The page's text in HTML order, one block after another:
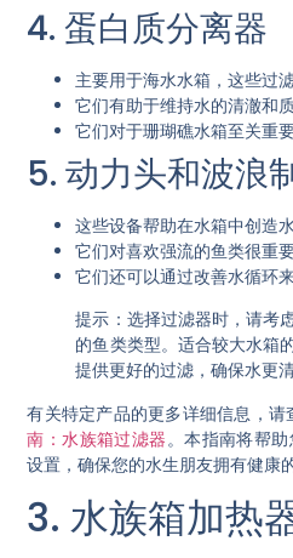
4. 蛋白质分离器
主要用于海水水箱，这些过
它们有助于维持水的清澈和质
它们对于珊瑚礁水箱至关重
5. 动力头和波浪
这些设备帮助在水箱中创造水
它们对喜欢强流的鱼类很重要
它们还可以通过改善水循环
提示：选择过滤器时，请考
的鱼类类型。适合较大水箱
提供更好的过滤，确保水更清
有关特定产品的更多详细信息，请
南：水族箱过滤器。本指南将帮
设置，确保您的水生朋友拥有健康
3. 水族箱加热